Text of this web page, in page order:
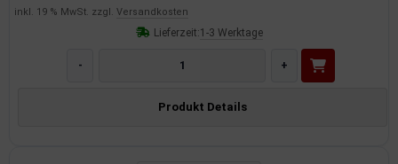
inkl. 19 % MwSt. zzgl. Versandkosten
Lieferzeit:1-3 Werktage
- +
Produkt Details